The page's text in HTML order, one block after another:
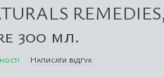
300 мл.
Написати відгук